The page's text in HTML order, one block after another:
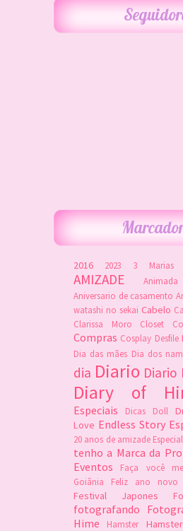
2016 2023 3 Marias
AMIZADE Animada
Aniversario de casamento
watashi no sekai Cabelo
Clarissa Moro
Closet
Compras Cosplay Desfile
Dia das mães Dia dos
dia Diario Diario
Diary of
Especiais
Dicas Doll
Love Endless Story
20 anos de amizade
tenho a Marca da
Eventos Faça você
Goiânia
Feliz ano novo
Festival Japones
fotografando
Hime
Hamster